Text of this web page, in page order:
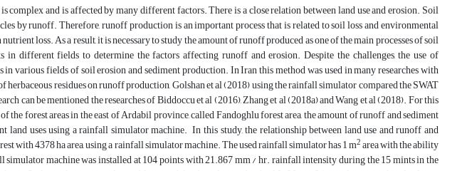
and is affected by many different factors. There is a close relation between land use and erosion. Soil
by runoff. Therefore, runoff production is an important process that is related to soil loss and environmental
loss. As a result, it is necessary to study the amount of runoff produced as one of the main processes of soil
in different fields to determine the factors affecting runoff and erosion. Despite the challenges, the use of
various fields of soil erosion and sediment production. In Iran this method was used in many researches with
residues on runoff production, Golshan et al (2018) using the rainfall simulator compared the SWAT
can be mentioned the researches of Biddoccu et al (2016), Zhang et al (2018a) and Wang et al (2018). For this
the forest areas in the east of Ardabil province, called Fandoghlu forest area, the amount of runoff and sediment
uses using a rainfall simulator machine. In this study, the relationship between land use and runoff and
with 4378 ha area, using a rainfall simulator machine. The used rainfall simulator has 1 m2area with the ability
machine was installed at 104 points with 21.867 mm / hr. rainfall intensity during the 15 mints in the